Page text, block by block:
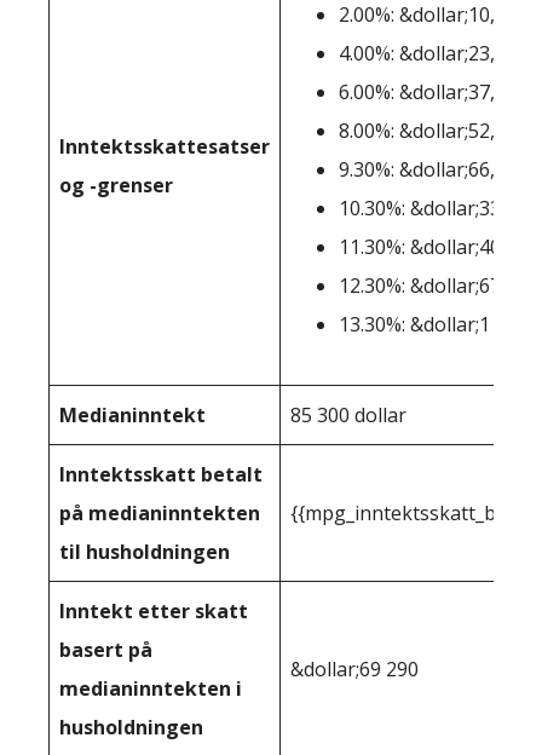
Inntektsskattesatser
og -grenser
2.00%:
4.00%:
6.00%:
8.00%:
9.30%:
10.30%:
11.30%:
12.30%:
13.30%: &dollar;1 000
Medianinntekt 85 300 dollar
Inntektsskatt betalt
på medianinntekten
til husholdningen
Inntekt etter skatt
basert på
medianinntekten i
husholdningen
&dollar;69 290